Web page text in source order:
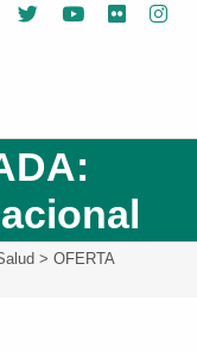
Facebook
Twitter YouTube
Flickr
> OFERTA